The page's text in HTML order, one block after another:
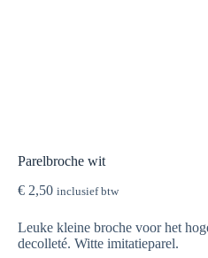
Parelbroche wit
€ 2,50 inclusief btw
Leuke kleine broche voor het
decolleté. Witte imitatieparel.